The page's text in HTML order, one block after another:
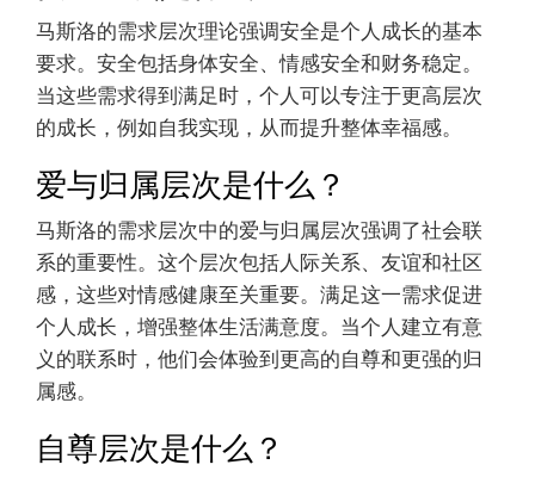
马斯洛的需求层次理论强调安全是个人成长的基本
要求。安全包括身体安全、情感安全和财务稳定。
当这些需求得到满足时，个人可以专注于更高层次
的成长，例如自我实现，从而提升整体幸福感。
爱与归属层次是什么？
马斯洛的需求层次中的爱与归属层次强调了社会联
系的重要性。这个层次包括人际关系、友谊和社区
感，这些对情感健康至关重要。满足这一需求促进
个人成长，增强整体生活满意度。当个人建立有意
义的联系时，他们会体验到更高的自尊和更强的归
属感。
自尊层次是什么？